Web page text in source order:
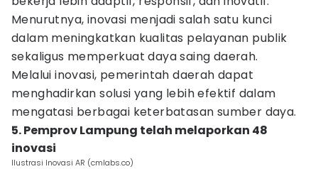
Menurutnya, inovasi menjadi salah satu kunci
dalam meningkatkan kualitas pelayanan publik
sekaligus memperkuat daya saing daerah.
Melalui inovasi, pemerintah daerah dapat
menghadirkan solusi yang lebih efektif dalam
mengatasi berbagai keterbatasan sumber daya.
5. Pemprov Lampung telah melaporkan 48
inovasi
Ilustrasi Inovasi AR (cmlabs.co)